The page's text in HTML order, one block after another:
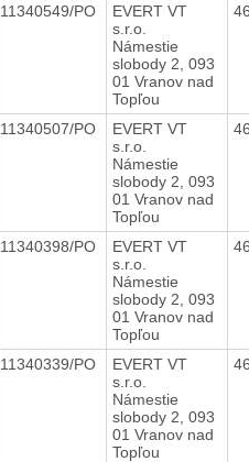
11340549/PO
EVERT VT
s.r.o.
Námestie
slobody 2, 093
01 Vranov nad
Topľou
11340507/PO
EVERT VT
s.r.o.
Námestie
slobody 2, 093
01 Vranov nad
Topľou
11340398/PO
EVERT VT
s.r.o.
Námestie
slobody 2, 093
01 Vranov nad
Topľou
11340339/PO
EVERT VT
s.r.o.
Námestie
slobody 2, 093
01 Vranov nad
Topľou